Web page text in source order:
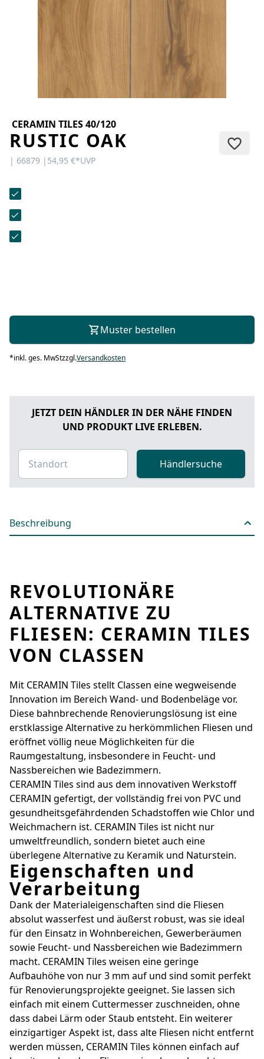
KONTAKT
Sie haben Fragen oder wünschen
eine persönliche Beratung?
Unser Team ist für Sie da –
schnell, freundlich und
kompetent. Schreiben Sie uns,
unser Kontaktformular.
CERAMIN TILES 40/120
RUSTIC OAK
| 66879 | 54,95 €*UVP
Muster bestellen
*inkl. ges. MwStzzgl.Versandkosten
JETZT DEIN HÄNDLER IN DER NÄHE FINDEN
UND PRODUKT LIVE ERLEBEN.
Händlersuche
Beschreibung
REVOLUTIONÄRE
ALTERNATIVE ZU
FLIESEN: CERAMIN TILES
VON CLASSEN
Mit CERAMIN Tiles stellt Classen eine wegweisende
Innovation im Bereich Wand- und Bodenbeläge vor.
Diese bahnbrechende Renovierungslösung ist eine
erstklassige Alternative zu herkömmlichen Fliesen und
eröffnet völlig neue Möglichkeiten für die
Raumgestaltung, insbesondere in Feucht- und
Nassbereichen wie Badezimmern.
CERAMIN Tiles sind aus dem innovativen Werkstoff
CERAMIN gefertigt, der vollständig frei von PVC und
gesundheitsgefährdenden Schadstoffen wie Chlor und
Weichmachern ist. CERAMIN Tiles ist nicht nur
umweltfreundlich, sondern bietet auch eine
überlegene Alternative zu Keramik und Naturstein.
Eigenschaften und
Verarbeitung
Dank der Materialeigenschaften sind die Fliesen
absolut wasserfest und äußerst robust, was sie ideal
für den Einsatz in Wohnbereichen, Gewerberäumen
sowie Feucht- und Nassbereichen wie Badezimmern
macht. CERAMIN Tiles weisen eine geringe
Aufbauhöhe von nur 3 mm auf und sind somit perfekt
für Renovierungsprojekte geeignet. Sie lassen sich
einfach mit einem Cuttermesser zuschneiden, ohne
dass dabei Lärm oder Staub entsteht. Ein weiterer
einzigartiger Aspekt ist, dass alte Fliesen nicht entfernt
werden müssen, CERAMIN Tiles können einfach auf